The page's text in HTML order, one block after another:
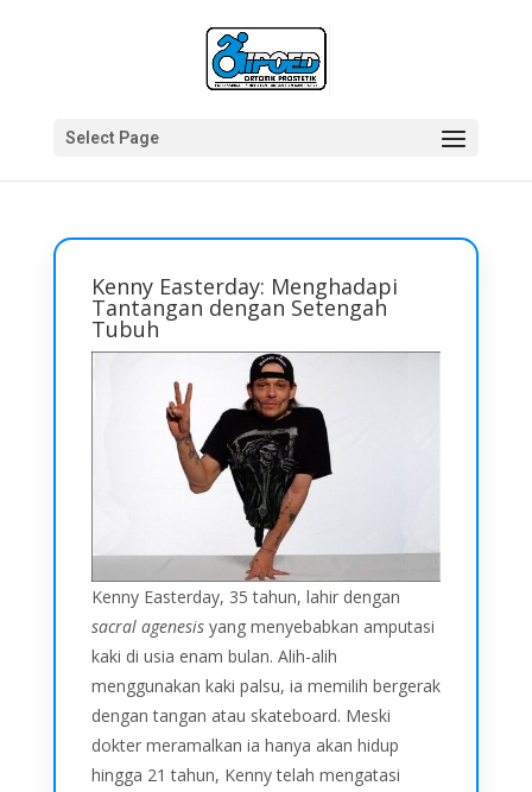
Select Page
Kenny Easterday: Menghadapi
Tantangan dengan Setengah
Tubuh
Kenny Easterday, 35 tahun, lahir dengan
sacral agenesisyang menyebabkan amputasi
kaki di usia enam bulan. Alih-alih
menggunakan kaki palsu, ia memilih bergerak
dengan tangan atau skateboard. Meski
dokter meramalkan ia hanya akan hidup
hingga 21 tahun, Kenny telah mengatasi